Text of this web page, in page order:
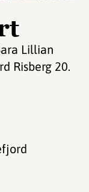
Lillian
Risberg 20.